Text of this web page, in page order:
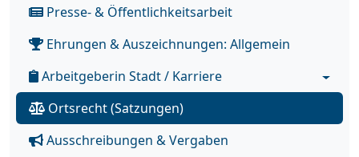
Presse- & Öffentlichkeitsarbeit
Ehrungen & Auszeichnungen: Allgemein
Arbeitgeberin Stadt / Karriere
Ortsrecht (Satzungen)
Ausschreibungen & Vergaben